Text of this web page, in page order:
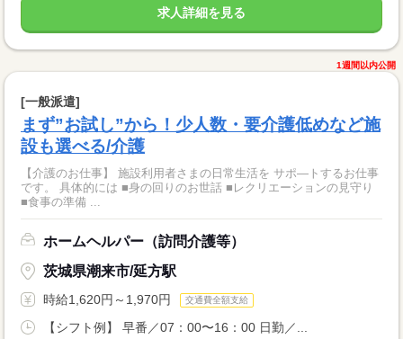
求人詳細を見る
1週間以内公開
[一般派遣]
まず”お試し”から！少人数・要介護低めなど施
設も選べる/介護
【介護のお仕事】 施設利用者さまの日常生活を サポ―トするお仕事
です。 具体的には ■身の回りのお世話 ■レクリエーションの見守り
■食事の準備 ...
ホームヘルパー（訪問介護等）
茨城県潮来市/延方駅
時給1,620円～1,970円 交通費全額支給
【シフト例】 早番／07：00〜16：00 日勤／...